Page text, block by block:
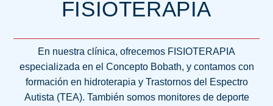
FISIOTERAPIA
En nuestra clínica, ofrecemos FISIOTERAPIA
especializada en el Concepto Bobath, y contamos con
formación en hidroterapia y Trastornos del Espectro
Autista (TEA). También somos monitores de deporte